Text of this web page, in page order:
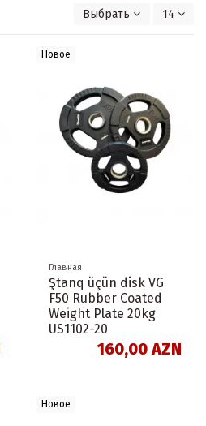
Выбрать 14
Новое
Главная
Ştanq üçün disk VG
F50 Rubber Coated
Weight Plate 20kg
US1102-20
160,00 AZN
Новое